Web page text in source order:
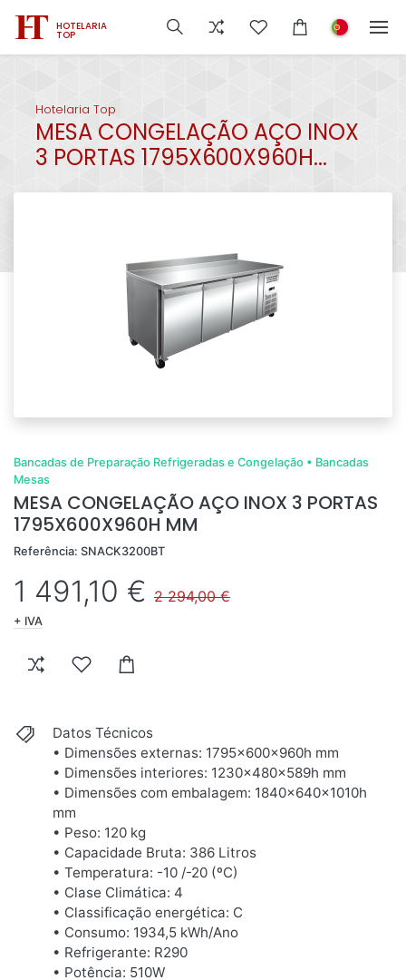
HOTELARIA
TOP
Hotelaria Top
MESA CONGELAÇÃO AÇO INOX
3 PORTAS 1795X600X960H...
Bancadas de Preparação Refrigeradas e Congelação • Bancadas
Mesas
MESA CONGELAÇÃO AÇO INOX 3 PORTAS
1795X600X960H MM
Referência: SNACK3200BT
1 491,10 € 2 294,00 €
+ IVA
Datos Técnicos
• Dimensões externas: 1795x600x960h mm
• Dimensões interiores: 1230x480x589h mm
• Dimensões com embalagem: 1840x640x1010h
mm
• Peso: 120 kg
• Capacidade Bruta: 386 Litros
• Temperatura: -10 /-20 (ºC)
• Clase Climática: 4
• Classificação energética: C
• Consumo: 1934,5 kWh/Ano
• Refrigerante: R290
• Potência: 510W